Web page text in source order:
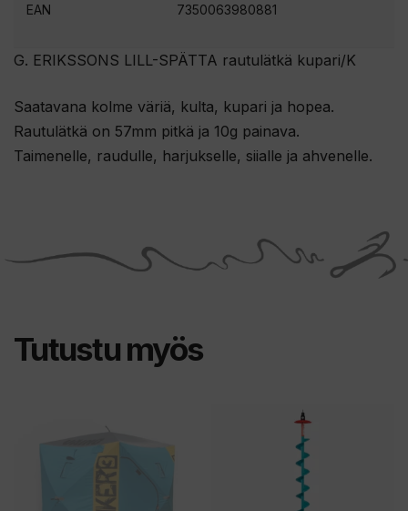
G. ERIKSSONS LILL-SPÄTTA rautulätkä kupari/K
Saatavana kolme väriä, kulta, kupari ja hopea.
Rautulätkä on 57mm pitkä ja 10g painava.
Taimenelle, raudulle, harjukselle, siialle ja ahvenelle.
EAN
7350063980881
Tutustu myös